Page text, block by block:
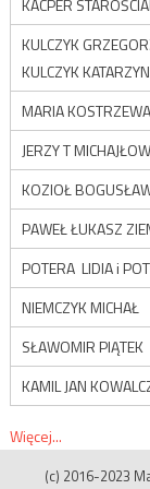
KACPER
KULCZYK
KULCZYK
MARIA KOSTRZEWA
JERZY T
KOZIOŁ
PAWEŁ ŁUKASZ
POTERA LIDIA i
NIEMCZYK MICHAŁ
SŁAWOMIR PIĄTEK
KAMIL JAN
Więcej...
(c) 2016-2023